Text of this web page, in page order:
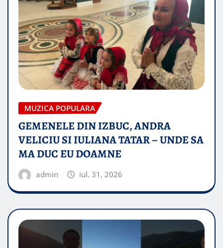
MUZICA POPULARA
GEMENELE DIN IZBUC, ANDRA
VELICIU SI IULIANA TATAR – UNDE SA
MA DUC EU DOAMNE
admin iul. 31, 2026